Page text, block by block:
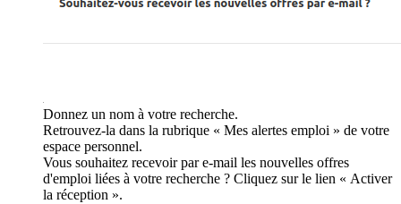
Donnez un nom à votre recherche.
Retrouvez-la dans la rubrique « Mes alertes emploi » de votre
espace personnel.
Vous souhaitez recevoir par e-mail les nouvelles offres
d'emploi liées à votre recherche ? Cliquez sur le lien « Activer
la réception ».